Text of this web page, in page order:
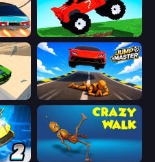
Funny Mad Racing
Obstacle Race: Destroying Simulator! Jump Master: Car Racing
2 Crazy Walk